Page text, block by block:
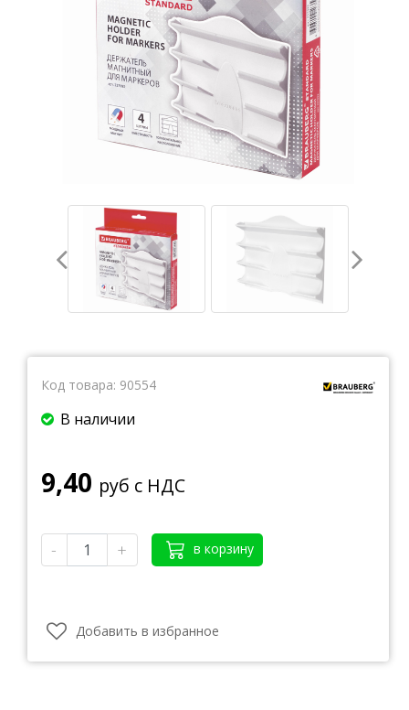
Ватманы, калька, бумага миллиметровая, форматки
Бумага для художественных и дизайнерских работ
Бумага для факса
Грамоты, дипломы, благодарности
Канцелярские книги, книги учета
Бумага в рулоне и стопе
Код товара: 90554
В наличии
9,40 руб с НДС
- + в корзину
Добавить в избранное